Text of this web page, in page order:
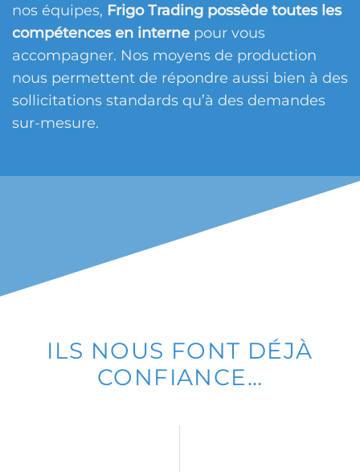
nos équipes, Frigo Trading possède toutes les
compétences en interne pour vous
accompagner. Nos moyens de production
nous permettent de répondre aussi bien à des
sollicitations standards qu’à des demandes
sur-mesure.
ILS NOUS FONT DÉJÀ
CONFIANCE…